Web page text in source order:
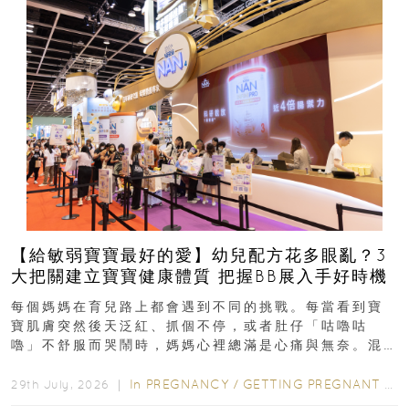
【給敏弱寶寶最好的愛】幼兒配方花多眼亂？3
大把關建立寶寶健康體質 把握BB展入手好時機
每個媽媽在育兒路上都會遇到不同的挑戰。每當看到寶
寶肌膚突然後天泛紅、抓個不停，或者肚仔「咕嚕咕
嚕」不舒服而哭鬧時，媽媽心裡總滿是心痛與無奈。混
29th July, 2026 ｜ In PREGNANCY / GETTING PREGNANT